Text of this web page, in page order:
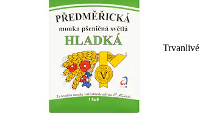
Trvanlivé